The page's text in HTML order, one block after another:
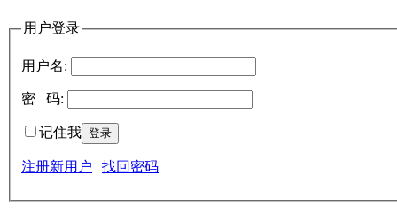
用户登录
用户名:
密 码:
记住我
注册新用户 | 找回密码